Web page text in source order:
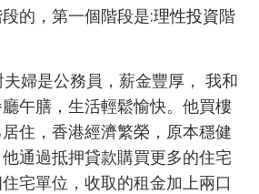
的，第一個階段是:理性投資階
婦是公務員，薪金豐厚， 我和
午膳，生活輕鬆愉快。他買樓
住，香港經濟繁榮，原本穩健
通過抵押貸款購買更多的住宅
宅單位，收取的租金加上兩口